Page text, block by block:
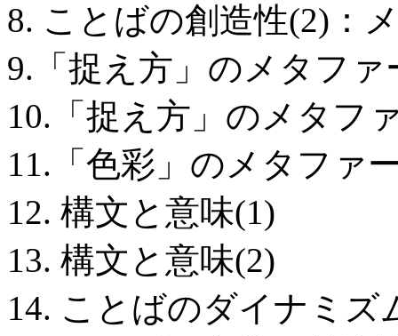
8. ことばの創造性(2)：
9.「捉え方」のメタファ
10.「捉え方」のメタフ
11.「色彩」のメタファ
12. 構文と意味(1)
13. 構文と意味(2)
14. ことばのダイナミズ